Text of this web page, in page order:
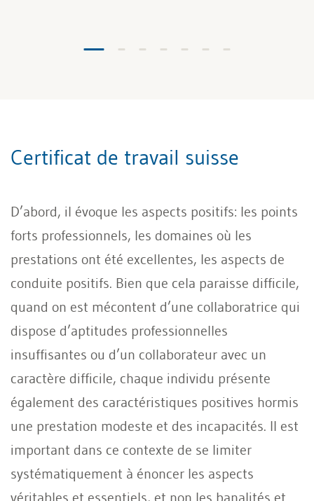
Certificat de travail suisse
D’abord, il évoque les aspects positifs: les points
forts professionnels, les domaines où les
prestations ont été excellentes, les aspects de
conduite positifs. Bien que cela paraisse difficile,
quand on est mécontent d’une collaboratrice qui
dispose d’aptitudes professionnelles
insuffisantes ou d’un collaborateur avec un
caractère difficile, chaque individu présente
également des caractéristiques positives hormis
une prestation modeste et des incapacités. Il est
important dans ce contexte de se limiter
systématiquement à énoncer les aspects
véritables et essentiels, et non les banalités et